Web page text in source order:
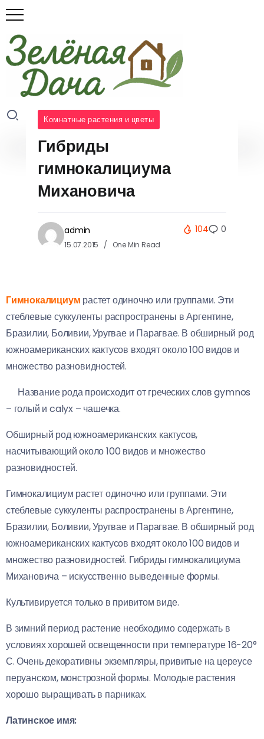
Советы
по
выращи
ванию
редиса
весной:
полный
гайд для
богатого
урожая
01.08.2026
Тестовы
й ключ
проверк
и
31.07.2026
Комнатные растения и цветы
Гибриды
гимнокалициума
Михановича
admin
15.07.2015 One Min Read
104 0
Гимнокалициум растет одиночно или группами. Эти
стеблевые суккуленты распространены в Аргентине,
Бразилии, Боливии, Уругвае и Парагвае. В обширный род
южноамериканских кактусов входят около 100 видов и
множество разновидностей.
Название рода происходит от греческих слов gymnos
– голый и calyx – чашечка.
Обширный род южноамериканских кактусов,
насчитывающий около 100 видов и множество
разновидностей.
Гимнокалициум растет одиночно или группами. Эти
стеблевые суккуленты распространены в Аргентине,
Бразилии, Боливии, Уругвае и Парагвае. В обширный род
южноамериканских кактусов входят около 100 видов и
множество разновидностей. Гибриды гимнокалициума
Михановича – искусственно выведенные формы.
Культивируется только в привитом виде.
В зимний период растение необходимо содержать в
условиях хорошей освещенности при температуре 16-20°
С. Очень декоративны экземпляры, привитые на цереусе
перуанском, монстрозной формы. Молодые растения
хорошо выращивать в парниках.
Латинское имя: